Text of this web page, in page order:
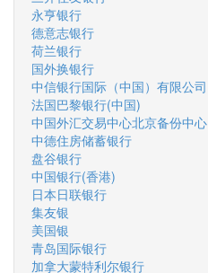
永亨银行
德意志银行
荷兰银行
国外换银行
中信银行国际（中国）有限公司
法国巴黎银行(中国)
中国外汇交易中心北京备份中心
中德住房储蓄银行
盘谷银行
中国银行(香港)
日本日联银行
集友银
美国银
青岛国际银行
加拿大蒙特利尔银行